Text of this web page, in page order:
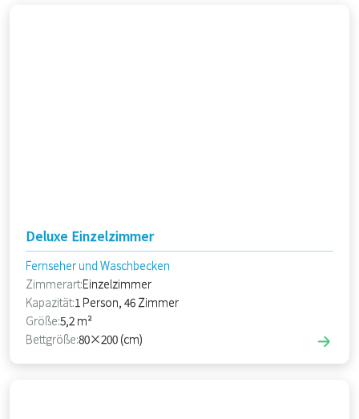
Deluxe Einzelzimmer
Fernseher und Waschbecken
Zimmerart:Einzelzimmer
Kapazität:1 Person, 46 Zimmer
Größe:5,2 m²
Bettgröße:80×200 (cm)